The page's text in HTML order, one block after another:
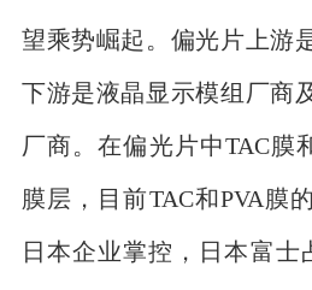
望乘势崛起。偏光片上游
下游是液晶显示模组厂商
厂商。在偏光片中TAC膜
膜层，目前TAC和PVA膜
日本企业掌控，日本富士